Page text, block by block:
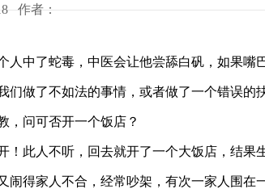
作者：
中了蛇毒，中医会让他尝舔白矾，如果嘴
做了不如法的事情，或者做了一个错误的
问可否开一个饭店？
此人不听，回去就开了一个大饭店，结果生
得家人不合，经常吵架，有次一家人围在